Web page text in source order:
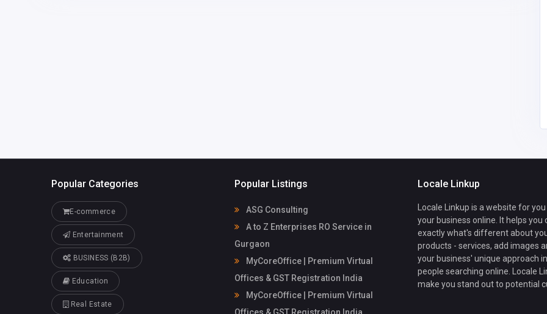
Popular Categories
E-commerce
Entertainment
BUSINESS (B2B)
Education
Real Estate
Popular Listings
ASG Consulting
A to Z Enterprises RO Service in
Gurgaon
MyCoreOffice | Premium Virtual
Offices & GST Registration India
MyCoreOffice | Premium Virtual
Offices & GST Registration India
Locale Linkup
Locale Linkup is a website for
your business online. It helps you
exactly what's different about
products - services, add images
your business' unique approach
people searching online. Locale
make you stand out to potential